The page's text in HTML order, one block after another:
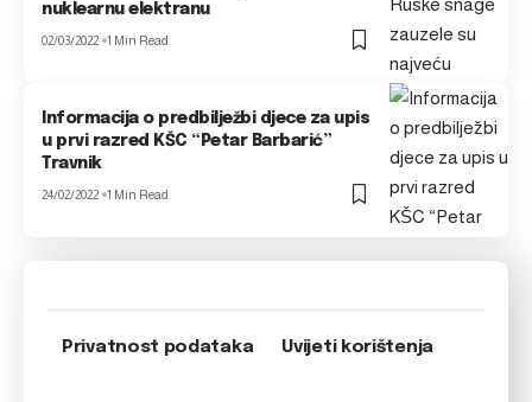
nuklearnu elektranu
02/03/2022 1 Min Read
Informacija o predbilježbi djece za upis
u prvi razred KŠC “Petar Barbarić”
Travnik
24/02/2022 1 Min Read
Privatnost podataka Uvijeti korištenja